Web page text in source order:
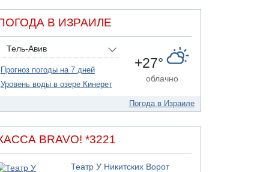
05.08.2026 13:32
России горят новые склады
05.08.2026 10:19
Хуситы сообщают об атаке по Саудовскому
танкеру
05.08.2026 10:16
Дубае поднимается дым над портом
05.08.2026 06:41
один меморандум для Ирана
В ИЗРАИЛЕ
Тель-Авив
Прогноз погоды на 7 дней
Уровень воды в озере Кинерет
+27°
облачно
Погода в Израиле
BRAVO! *3221
Театр У Никитских Ворот